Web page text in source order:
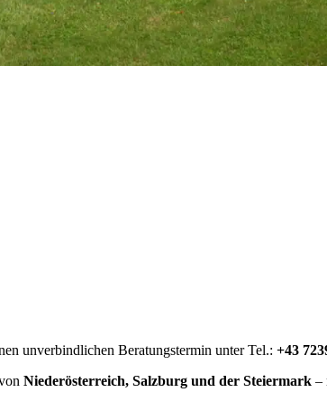
unverbindlichen Beratungstermin unter Tel.: +43
Niederösterreich, Salzburg und der Steiermark –